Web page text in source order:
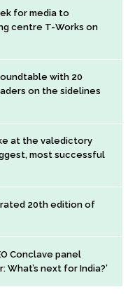
for media to
centre T-Works on
with 20
on the sidelines
at the valedictory
most successful
20th edition of
Conclave panel
What’s next for India?’